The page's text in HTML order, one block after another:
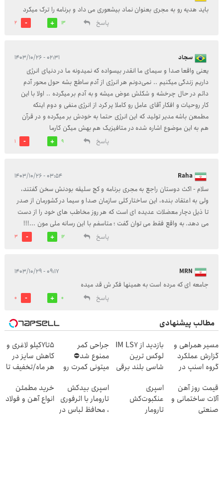
باید هدیه رو به مجری بعنوان نماد بیشعوری می داد و برنامه را ترک میکرد
پاسخ
13
2
سجاد ۰۲:۳۱ - ۱۴۰۳/۱۰/۲۶
یعنی واقعا صدا و سیمای ما انقدر بیسواده که نمیدونه ما در دنیای انرژی
داریم زندگی میکنیم .. نمی‌دونم هر انرژی از آدم ساطع بشه حول محور آدم
دائم در حال چرخشه و شکلش عوض میشه و به آدم بر میگرده .. اولا با این
کار روحیات و افکار آقای عامل رو کاملا پر کرد از انرژی منفی و دوم اینکه
مطمعن باشه مدیر تولید که این انرژی حتما به خودش بر میگرده و در قرآن
هم به این موضوع اشاره شده در متافیزیک هم بهش میگن کارما
پاسخ
9
1
Raha ۰۳:۵۴ - ۱۴۰۳/۱۰/۲۶
سلام - اکث دوستان راجع به مجری برنامه و کج سلیقه بودنش سخن گفتند،
ولی به اعتقاد بنده، این ساختار کلی سازمان صدا و سیما در کشورمان از صدر
تا ذیل دچار معضلات عدیده ای است که هر روز مخاطب های خود را از دست
می دهد. به واقع فقط می توان گفت ؛ متاسفم با این رسانه ملی مون ...!!!
پاسخ
12
3
MRN ۰۹:۱۷ - ۱۴۰۳/۱۰/۲۹
جامعه ای که مرده است به همینها فکر ش قد میده
پاسخ
0
0
مطالب پیشنهادی
مسیر همراهی و
گزارش عملکرد
گروه اسنپ در
بازدید از IM LS7
لوکس ترین
شاسی بلند برقی
انقلاب
جراحی کمر
ممنوع شد⛔
میتونی کمرت رو
کنی! 👈🏻
پرسش‌نامه
5تا7کیلو لاغری و
کاهش سایز در
هر ماه/تخفیف تا
قیمت روز آهن
آلات ساختمانی و
صنعتی
اسپری
عنکبوت‌‌کش
تارومار
اسپری بیدکش
تارومار با اثرفوری
، محافظ لباس در
خرید مطمئن
انواع آهن و فولاد